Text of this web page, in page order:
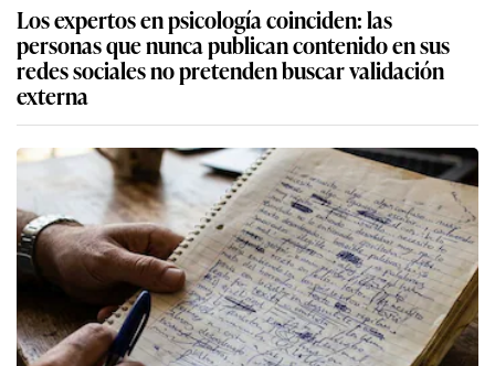
Los expertos en psicología coinciden: las
personas que nunca publican contenido en sus
redes sociales no pretenden buscar validación
externa